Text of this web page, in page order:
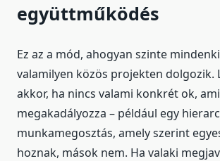
együttműködés
Ez az a mód, ahogyan szinte
valamilyen közös projekten dolgozik.
akkor, ha nincs valami konkrét ok,
megakadályozza – például egy
munkamegosztás, amely szerint
hoznak, mások nem. Ha valaki